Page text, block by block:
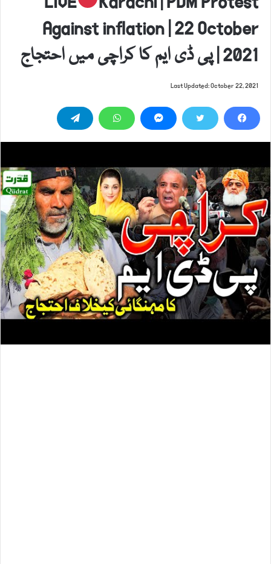
Against inflation | 22 October
2021 | پی ڈی ایم کا کراچی میں احتجاج
Last Updated: October 22, 2021